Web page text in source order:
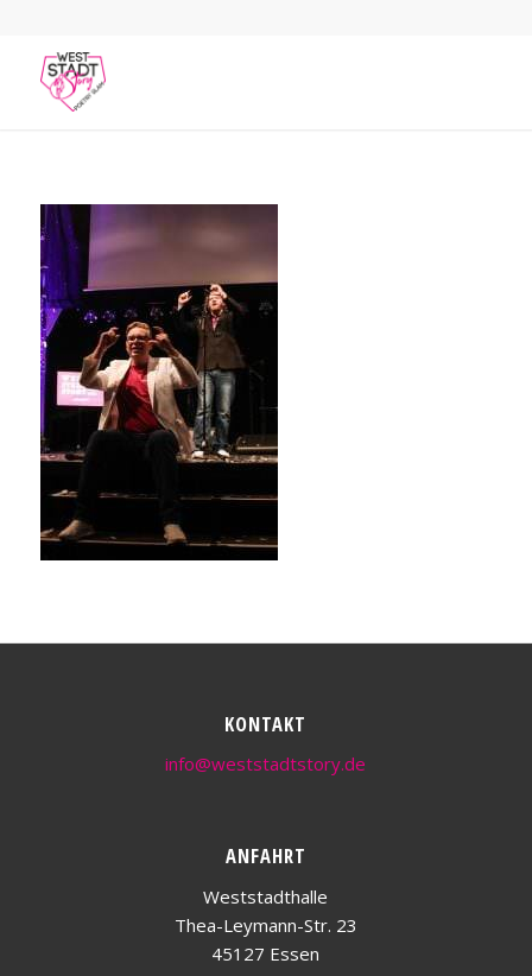
KONTAKT
info@weststadtstory.de
ANFAHRT
Weststadthalle
Thea-Leymann-Str. 23
45127 Essen